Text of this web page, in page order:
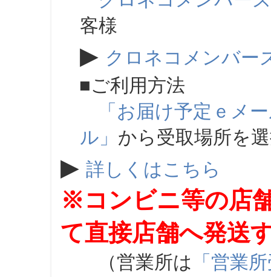
客様
▶ クロネコメンバー
■ご利用方法
「お届け予定ｅメ
ル」 から受取場所を
▶ 詳しくはこちら
※コンビニ等の店
て直接店舗へ発送
（営業所は 「営業